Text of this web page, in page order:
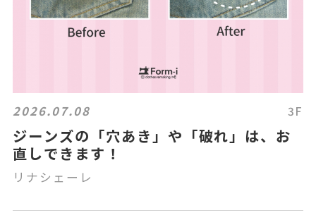
2026.07.08 3F
ジーンズの「穴あき」や「破れ」は、お
直しできます！
リナシェーレ